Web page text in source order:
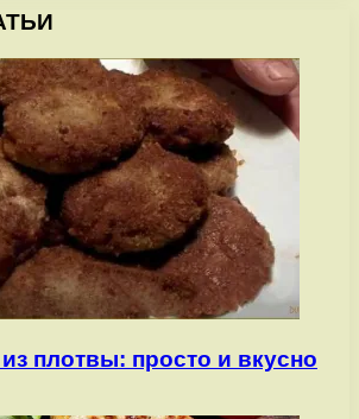
плотвы: просто и вкусно